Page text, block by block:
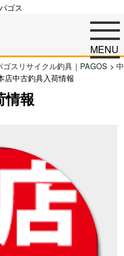
ゴス
MENU
スリサイクル釣具｜PAGOS > 中
店中古釣具入荷情報
情報